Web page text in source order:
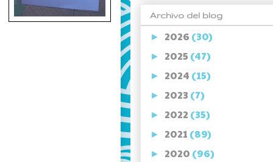
Archivo del blog
► 2026 (30)
► 2025 (47)
► 2024 (15)
► 2023 (7)
► 2022 (35)
► 2021 (89)
► 2020 (96)